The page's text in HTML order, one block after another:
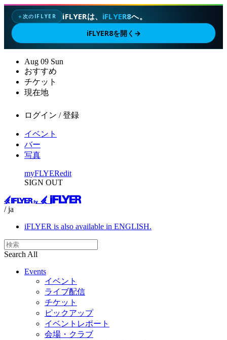
✦次のIFLYER iFLYERは、 iFLYER8へ。
iFLYER8を開く →
Aug 09 Sun
おすすめ
チケット
現在地
ログイン / 登録
イベント
バー
写真
myFLYERedit
SIGN OUT
/ ja
iFLYER is also available in ENGLISH.
Search All
Events
イベント
ライブ配信
チケット
ピックアップ
イベントレポート
会場・クラブ